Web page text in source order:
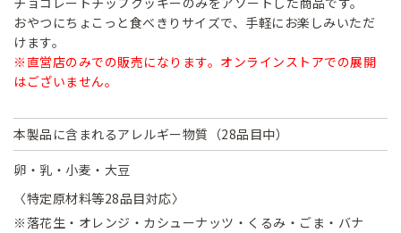
おやつにちょこっと食べきりサイズで、手軽にお楽しみいただ
けます。
※直営店のみでの販売になります。オンラインストアでの展開
はございません。
本製品に含まれるアレルギー物質（28品目中）
卵・乳・小麦・大豆
〈特定原材料等28品目対応〉
※落花生・オレンジ・カシューナッツ・くるみ・ごま・バナ